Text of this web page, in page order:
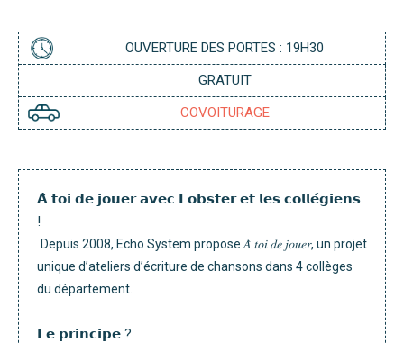
R
OUVERTURE DES PORTES : 19H30
GRATUIT
COVOITURAGE
𝗔̀ 𝘁𝗼𝗶 𝗱𝗲 𝗷𝗼𝘂𝗲𝗿 𝗮𝘃𝗲𝗰 𝗟𝗼𝗯𝘀𝘁𝗲𝗿 𝗲𝘁 𝗹𝗲𝘀 𝗰𝗼𝗹𝗹𝗲́𝗴𝗶𝗲𝗻𝘀
!
Depuis 2008, Echo System propose 𝐴̀ 𝑡𝑜𝑖 𝑑𝑒 𝑗𝑜𝑢𝑒𝑟, un projet
unique d’ateliers d’écriture de chansons dans 4 collèges
du département.
𝗟𝗲 𝗽𝗿𝗶𝗻𝗰𝗶𝗽𝗲 ?